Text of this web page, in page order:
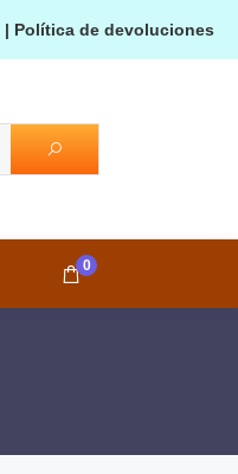
| Política de devoluciones
0